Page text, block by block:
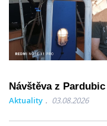
Návštěva z Pardubic
Aktuality 03.08.2026